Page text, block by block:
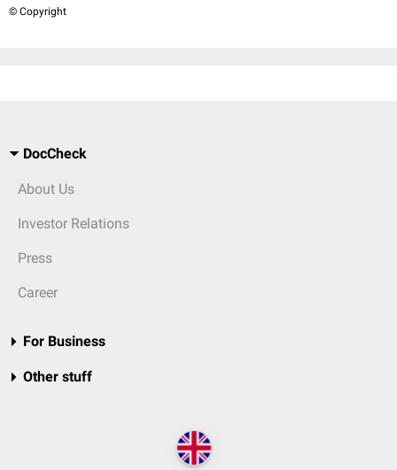
© Copyright
DocCheck
About Us
Investor Relations
Press
Career
For Business
Other stuff